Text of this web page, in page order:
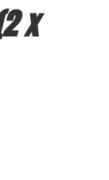
x